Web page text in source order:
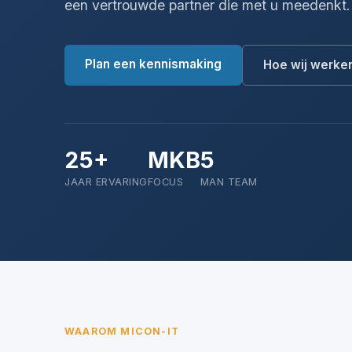
een vertrouwde partner die met u meedenkt.
Plan een kennismaking Hoe wij
25+
JAAR ERVARING
MKB
FOCUS
5
MAN TEAM
WAAROM MICON-IT